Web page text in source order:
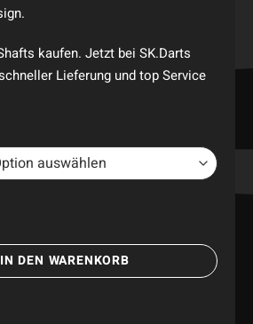
kaufen. Jetzt bei SK.Darts
Lieferung und top Service
IN DEN WARENKORB